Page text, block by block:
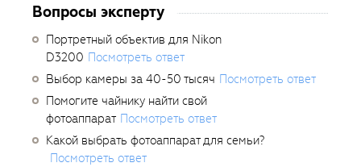
Вопросы эксперту
Портретный объектив для Nikon
D3200 Посмотреть ответ
Выбор камеры за 40-50 тысяч Посмотреть ответ
Помогите чайнику найти свой
фотоаппарат Посмотреть ответ
Какой выбрать фотоаппарат для семьи?
Посмотреть ответ